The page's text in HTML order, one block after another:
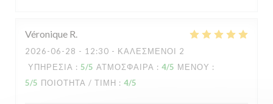
Véronique R
2026-06-28 - 12:30 - ΚΑΛΕΣΜΈΝΟΙ 2
ΥΠΗΡΕΣΊΑ : 5/5 ΑΤΜΌΣΦΑΙΡΑ : 4/5 ΜΕΝΟΎ :
5/5 ΠΟΙΌΤΗΤΑ / ΤΙΜΉ : 4/5